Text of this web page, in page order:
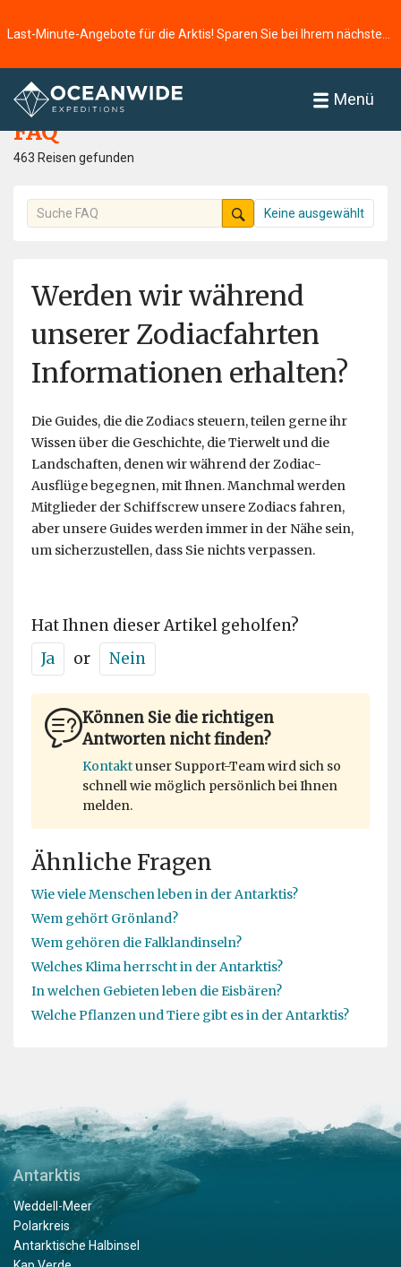
Menü
Startseite
FAQ
463 Reisen gefunden
Keine ausgewählt
Werden wir während
unserer Zodiacfahrten
Informationen erhalten?
Die Guides, die die Zodiacs steuern, teilen gerne ihr
Wissen über die Geschichte, die Tierwelt und die
Landschaften, denen wir während der Zodiac-
Ausflüge begegnen, mit Ihnen. Manchmal werden
Mitglieder der Schiffscrew unsere Zodiacs fahren,
aber unsere Guides werden immer in der Nähe sein,
um sicherzustellen, dass Sie nichts verpassen.
Hat Ihnen dieser Artikel geholfen?
Ja
or Nein
Können Sie die richtigen
Antworten nicht finden?
Kontaktunser Support-Team wird sich so
schnell wie möglich persönlich bei Ihnen
melden.
Ähnliche Fragen
Wie viele Menschen leben in der Antarktis?
Wem gehört Grönland?
Wem gehören die Falklandinseln?
Welches Klima herrscht in der Antarktis?
In welchen Gebieten leben die Eisbären?
Welche Pflanzen und Tiere gibt es in der Antarktis?
Antarktis
Weddell-Meer
Polarkreis
Antarktische Halbinsel